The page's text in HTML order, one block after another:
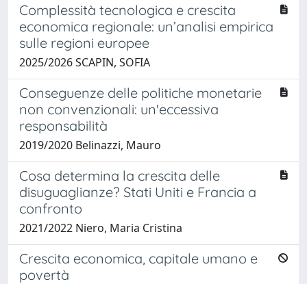
Complessità tecnologica e crescita
economica regionale: un’analisi empirica
sulle regioni europee
2025/2026 SCAPIN, SOFIA
Conseguenze delle politiche monetarie
non convenzionali: un'eccessiva
responsabilità
2019/2020 Belinazzi, Mauro
Cosa determina la crescita delle
disuguaglianze? Stati Uniti e Francia a
confronto
2021/2022 Niero, Maria Cristina
Crescita economica, capitale umano e
povertà